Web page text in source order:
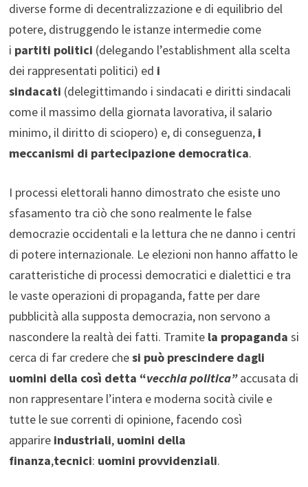
diverse forme di decentralizzazione e di equilibrio del
potere, distruggendo le istanze intermedie come
i partiti politici (delegando l’establishment alla scelta
dei rappresentati politici) ed i
sindacati (delegittimando i sindacati e diritti sindacali
come il massimo della giornata lavorativa, il salario
minimo, il diritto di sciopero) e, di conseguenza, i
meccanismi di partecipazione democratica.
I processi elettorali hanno dimostrato che esiste uno
sfasamento tra ciò che sono realmente le false
democrazie occidentali e la lettura che ne danno i centri
di potere internazionale. Le elezioni non hanno affatto le
caratteristiche di processi democratici e dialettici e tra
le vaste operazioni di propaganda, fatte per dare
pubblicità alla supposta democrazia, non servono a
nascondere la realtà dei fatti. Tramitela propaganda si
cerca di far credere chesi può prescindere dagli
uomini della così detta “vecchia politica” accusata di
non rappresentare l’intera e moderna socità civile e
tutte le sue correnti di opinione, facendo così
apparire industriali, uomini della
finanza,tecnici: uomini provvidenziali.